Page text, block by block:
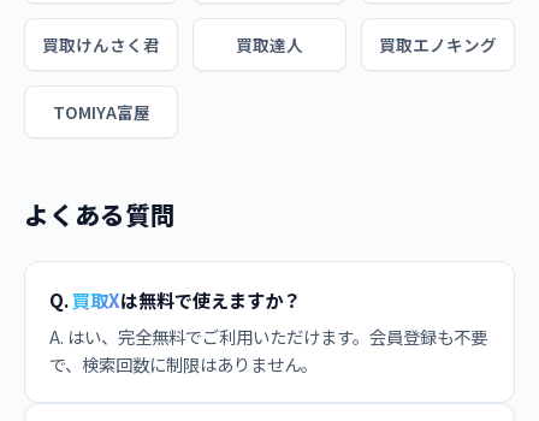
買取けんさく君 買取達人 買取エノキング
TOMIYA富屋
よくある質問
Q.買取Xは無料で使えますか？
A. はい、完全無料でご利用いただけます。会員登録も不要
で、検索回数に制限はありません。